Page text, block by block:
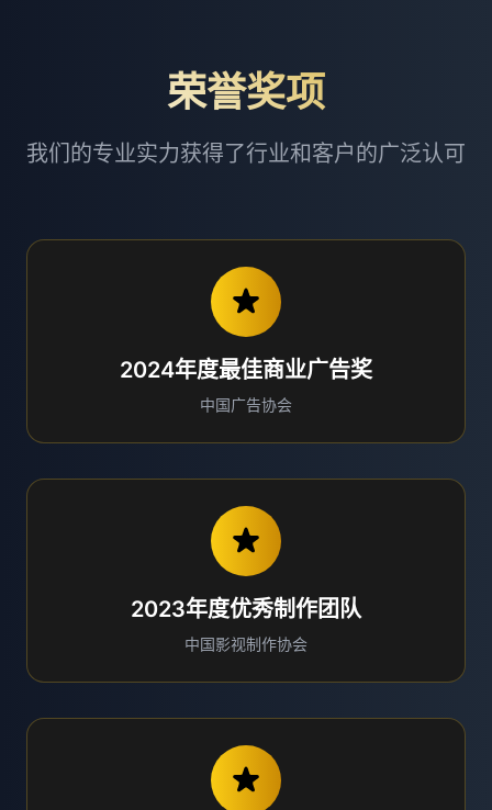
荣誉奖项
我们的专业实力获得了行业和客户的广泛认可
2024年度最佳商业广告奖
中国广告协会
2023年度优秀制作团队
中国影视制作协会